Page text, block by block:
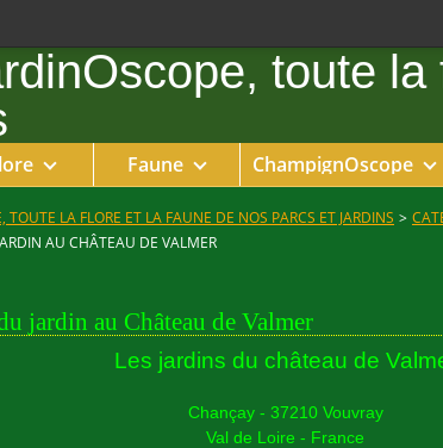
Faune ChampignOscope
TOUTE LA FLORE ET LA FAUNE DE NOS PARCS ET JARDINS >
AU CHÂTEAU DE VALMER
jardin au Château de Valmer
Les jardins du château de
Chançay - 37210 Vouvray
Val de Loire - France